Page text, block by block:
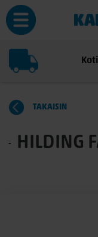
TAKAISIN
HILDING